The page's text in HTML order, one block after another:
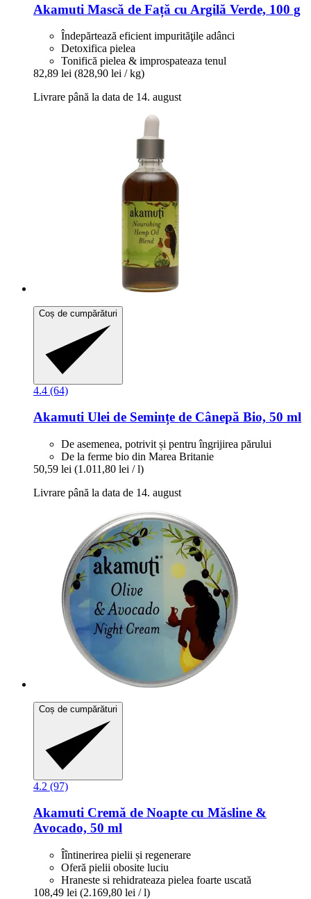
Akamuti Mască de Față cu Argilă Verde, 100 g
Îndepărtează eficient impurităţile adânci
Detoxifica pielea
Tonifică pielea & improspateaza tenul
82,89 lei (828,90 lei / kg)
Livrare până la data de 14. august
Coș de cumpărături
4.4 (64)
Akamuti Ulei de Semințe de Cânepă Bio, 50 ml
De asemenea, potrivit și pentru îngrijirea părului
De la ferme bio din Marea Britanie
50,59 lei (1.011,80 lei / l)
Livrare până la data de 14. august
Coș de cumpărături
4.2 (97)
Akamuti Cremă de Noapte cu Măsline &
Avocado, 50 ml
Îîntinerirea pielii și regenerare
Oferă pielii obosite luciu
Hraneste si rehidrateaza pielea foarte uscată
108,49 lei (2.169,80 lei / l)